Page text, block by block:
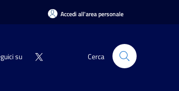
Accedi all'area personale
su Cerca